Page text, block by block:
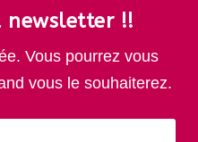
newsletter !!
Vous pourrez vous
vous le souhaiterez.